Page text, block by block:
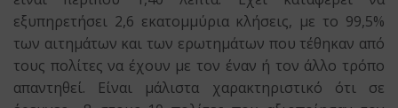
εξυπηρετήσει 2,6 εκατομμύρια κλήσεις, με το 99,5%
των αιτημάτων και των ερωτημάτων που τέθηκαν από
τους πολίτες να έχουν με τον έναν ή τον άλλο τρόπο
απαντηθεί. Είναι μάλιστα χαρακτηριστικό ότι σε